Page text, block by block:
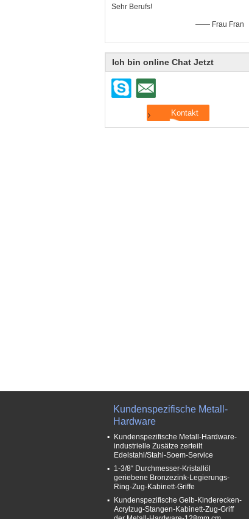
Sehr Berufs!
—— Frau Fran
Ich bin online Chat Jetzt
Kundenspezifische Metall-
Hardware
Kundenspezifische Metall-Hardware-
industrielle Zusätze zerteilt
Edelstahl/Stahl-Soem-Service
1-3/8“ Durchmesser-Kristallöl
geriebene Bronzezink-Legierungs-
Ring-Zug-Kabinett-Griffe
Kundenspezifische Gelb-Kinderecken-
Acrylzug-Stangen-Kabinett-Zug-Griff